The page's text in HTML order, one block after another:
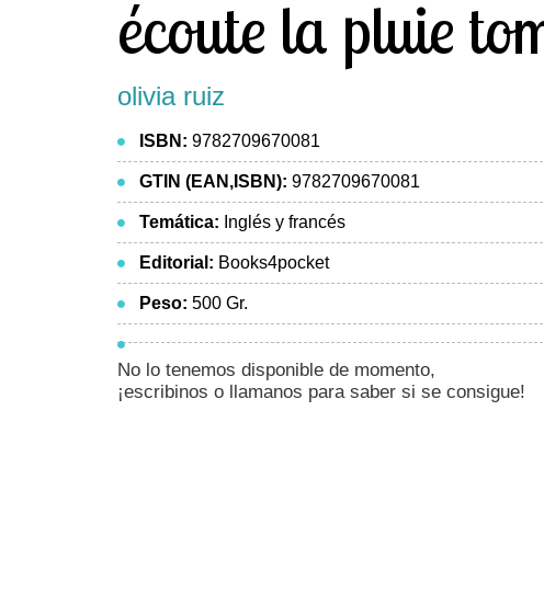
écoute la pluie
olivia ruiz
ISBN: 9782709670081
GTIN (EAN,ISBN): 9782709670081
Temática: Inglés y francés
Editorial: Books4pocket
Peso: 500 Gr.
No lo tenemos disponible de momento,
¡escribinos o llamanos para saber si se consigue!